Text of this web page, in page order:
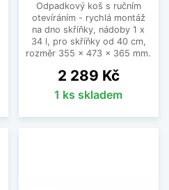
Odpadkový koš s ručním
otevíráním - rychlá montáž
na dno skříňky, nádoby 1 x
34 l, pro skříňky od 40 cm,
rozměr 355 x 473 x 365 mm.
Cena
2 289 Kč
1 ks skladem